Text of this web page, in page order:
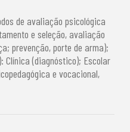
de avaliação psicológica
e seleção, avaliação
prevenção, porte de arma);
(diagnóstico); Escolar
e vocacional,